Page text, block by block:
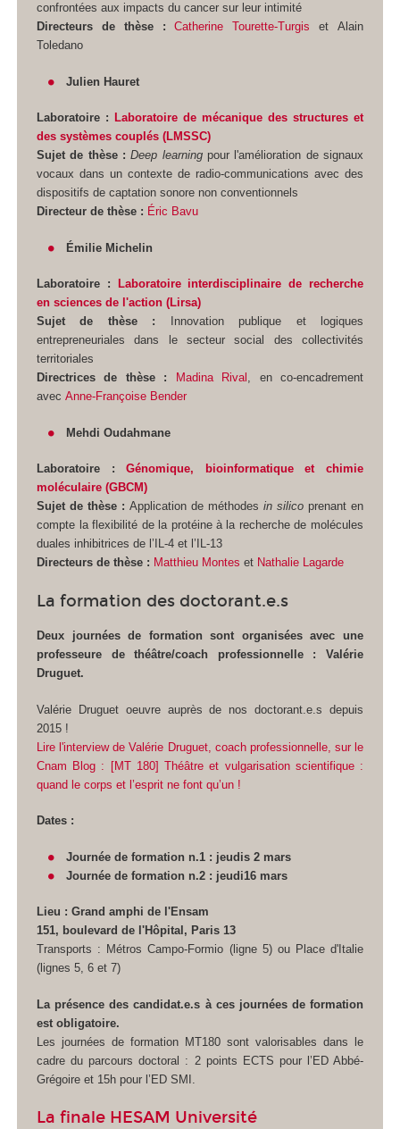
confrontées aux impacts du cancer sur leur intimité
Directeurs de thèse :
Catherine Tourette-Turgis et Alain
Toledano
Julien Hauret
Laboratoire : Laboratoire de mécanique des structures et
des systèmes couplés (LMSSC)
Sujet de thèse :Deep learningpour l'amélioration de signaux
vocaux dans un contexte de radio-communications avec des
dispositifs de captation sonore non conventionnels
Directeur de thèse : Éric Bavu
Émilie Michelin
Laboratoire :
Laboratoire interdisciplinaire de recherche
en sciences de l'action (Lirsa)
Sujet de thèse :
Innovation publique et logiques
entrepreneuriales dans le secteur social des collectivités
territoriales
Directrices de thèse :
Madina Rival , en co-encadrement
avecAnne-Françoise Bender
Mehdi Oudahmane
Laboratoire :Génomique, bioinformatique et chimie
moléculaire (GBCM)
Sujet de thèse :Application de méthodes in silicoprenant en
compte la flexibilité de la protéine à la recherche de molécules
duales inhibitrices de l’IL-4 et l’IL-13
Directeurs de thèse : Matthieu Montes et Nathalie Lagarde
La formation des doctorant.e.s
Deux journées de formation sont organisées avec une
professeure de théâtre/coach professionnelle : Valérie
Druguet.
Valérie Druguet oeuvre auprès de nos doctorant.e.s depuis
2015 !
Lire l'interview de Valérie Druguet, coach professionnelle, sur le
Cnam Blog : [MT 180] Théâtre et vulgarisation scientifique :
quand le corps et l’esprit ne font qu’un !
Dates :
Journée de formation n.1 : jeudis 2 mars
Journée de formation n.2 : jeudi16 mars
Lieu : Grand amphi de l'Ensam
151, boulevard de l'Hôpital, Paris 13
Transports : Métros Campo-Formio (ligne 5) ou Place d'Italie
(lignes 5, 6 et 7)
La présence des candidat.e.s à ces journées de formation
est obligatoire.
Les journées de formation MT180 sont valorisables dans le
cadre du parcours doctoral : 2 points ECTS pour l’ED Abbé-
Grégoire et 15h pour l’ED SMI.
La finale HESAM Université